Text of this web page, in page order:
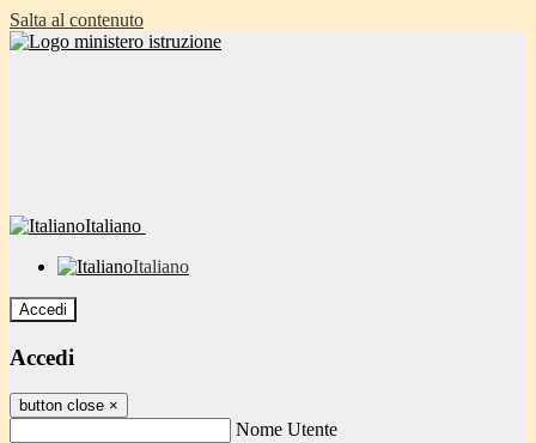
Salta al contenuto
Italiano
Italiano
Accedi
Accedi
button close ×
Nome Utente